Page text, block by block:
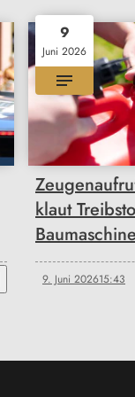
9
Juni 2026
klaut
9. Juni 202615:43